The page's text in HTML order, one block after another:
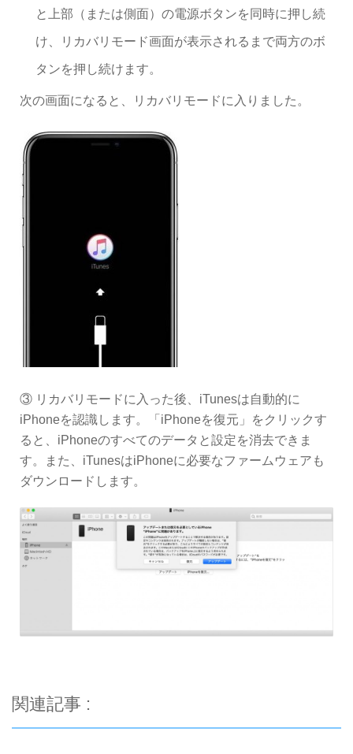
と上部（または側面）の電源ボタンを同時に押し続
け、リカバリモード画面が表示されるまで両方のボ
タンを押し続けます。
次の画面になると、リカバリモードに入りました。
③ リカバリモードに入った後、iTunesは自動的に
iPhoneを認識します。「iPhoneを復元」をクリックす
ると、iPhoneのすべてのデータと設定を消去できま
す。また、iTunesはiPhoneに必要なファームウェアも
ダウンロードします。
関連記事 :